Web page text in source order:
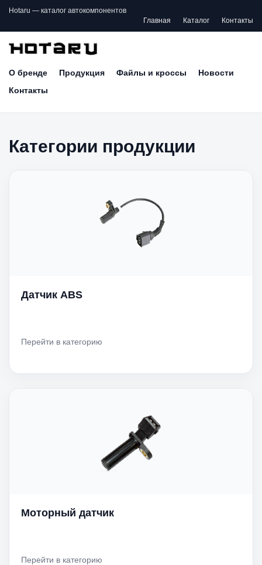
Hotaru — каталог автокомпонентов
Главная
Каталог Контакты
О бренде Продукция Файлы и кроссы
Новости
Контакты
Категории продукции
Датчик ABS
Перейти в категорию
Моторный датчик
Перейти в категорию